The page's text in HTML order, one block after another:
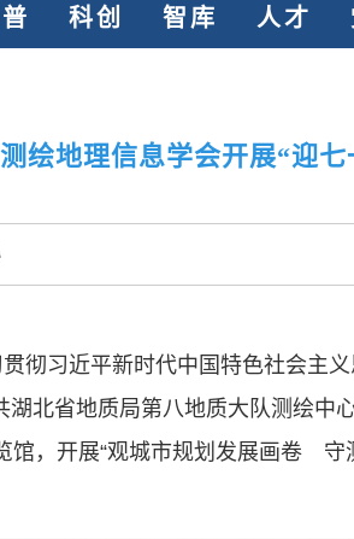
科创 智库 人才
绘地理信息学会开展“迎
彻习近平新时代中国特色社会主
北省地质局第八地质大队测绘
馆，开展“观城市规划发展画卷